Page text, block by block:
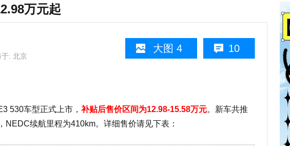
万元起
10
大图 4
于: 北京
530车型正式上市， 补贴后售价区间为12.98-15.58万元。新车共推
续航里程为410km。详细售价请见下表：